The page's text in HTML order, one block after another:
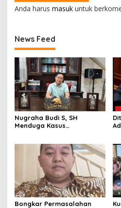
Anda harus masuk untuk
News Feed
Nugraha Budi S, SH
Menduga Kasus
Pelaku Dipengaruhi
Narkoba, Tes Urine Mesti
dilakukan Polisi ?
Bongkar Permasalahan